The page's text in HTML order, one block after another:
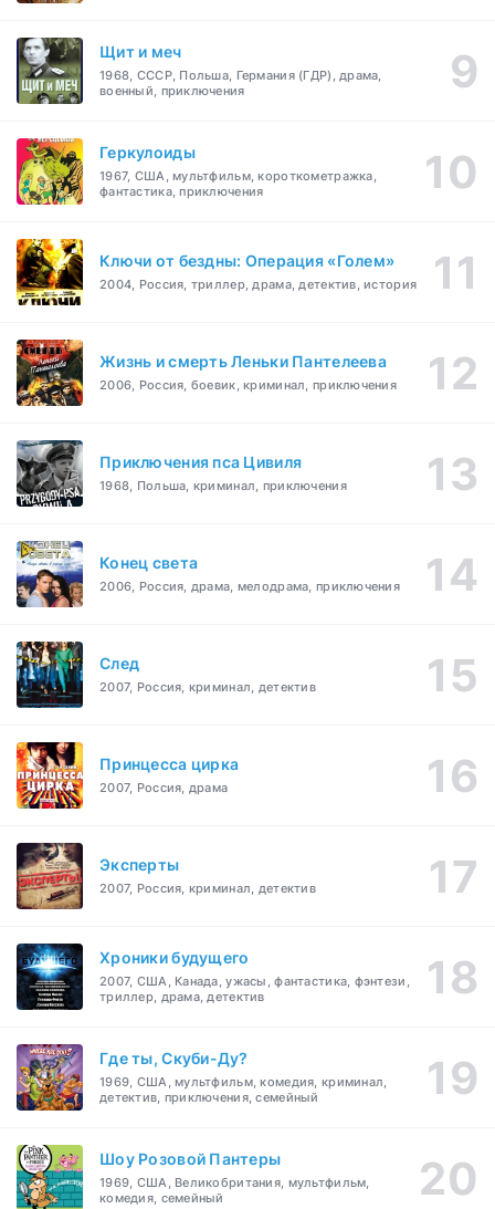
Щит и меч
1968, СССР, Польша, Германия (ГДР), драма,
военный, приключения
Геркулоиды
1967, США, мультфильм, короткометражка,
фантастика, приключения
Ключи от бездны: Операция «Голем»
2004, Россия, триллер, драма, детектив, история
Жизнь и смерть Леньки Пантелеева
2006, Россия, боевик, криминал, приключения
Приключения пса Цивиля
1968, Польша, криминал, приключения
Конец света
2006, Россия, драма, мелодрама, приключения
След
2007, Россия, криминал, детектив
Принцесса цирка
2007, Россия, драма
Эксперты
2007, Россия, криминал, детектив
Хроники будущего
2007, США, Канада, ужасы, фантастика, фэнтези,
триллер, драма, детектив
Где ты, Скуби-Ду?
1969, США, мультфильм, комедия, криминал,
детектив, приключения, семейный
Шоу Розовой Пантеры
1969, США, Великобритания, мультфильм,
комедия, семейный